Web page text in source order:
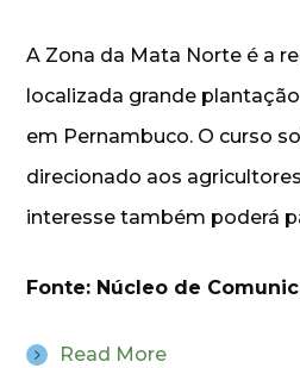
A Zona da Mata Norte é a
localizada grande
em Pernambuco. O curso
direcionado aos
interesse também poderá
Fonte: Núcleo de
Read More